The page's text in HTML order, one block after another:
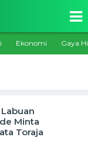
Ekonomi Gaya
Minta
Toraja